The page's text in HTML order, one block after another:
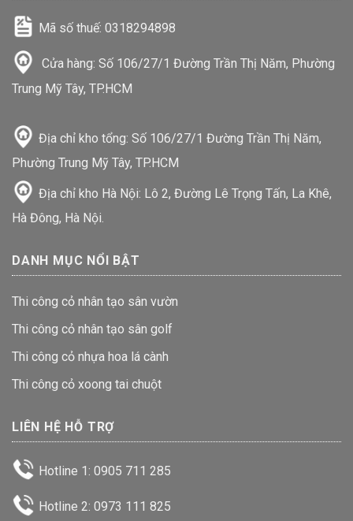
Mã số thuế: 0318294898
Cửa hàng: Số 106/27/1 Đường Trần Thị Năm, Phường
Trung Mỹ Tây, TP.HCM
Địa chỉ kho tổng: Số 106/27/1 Đường Trần Thị Năm,
Phường Trung Mỹ Tây, TP.HCM
Địa chỉ kho Hà Nội: Lô 2, Đường Lê Trọng Tấn, La Khê,
Hà Đông, Hà Nội.
DANH MỤC NỔI BẬT
Thi công cỏ nhân tạo sân vườn
Thi công cỏ nhân tạo sân golf
Thi công cỏ nhựa hoa lá cành
Thi công cỏ xoong tai chuột
LIÊN HỆ HỖ TRỢ
Hotline 1: 0905 711 285
Hotline 2: 0973 111 825